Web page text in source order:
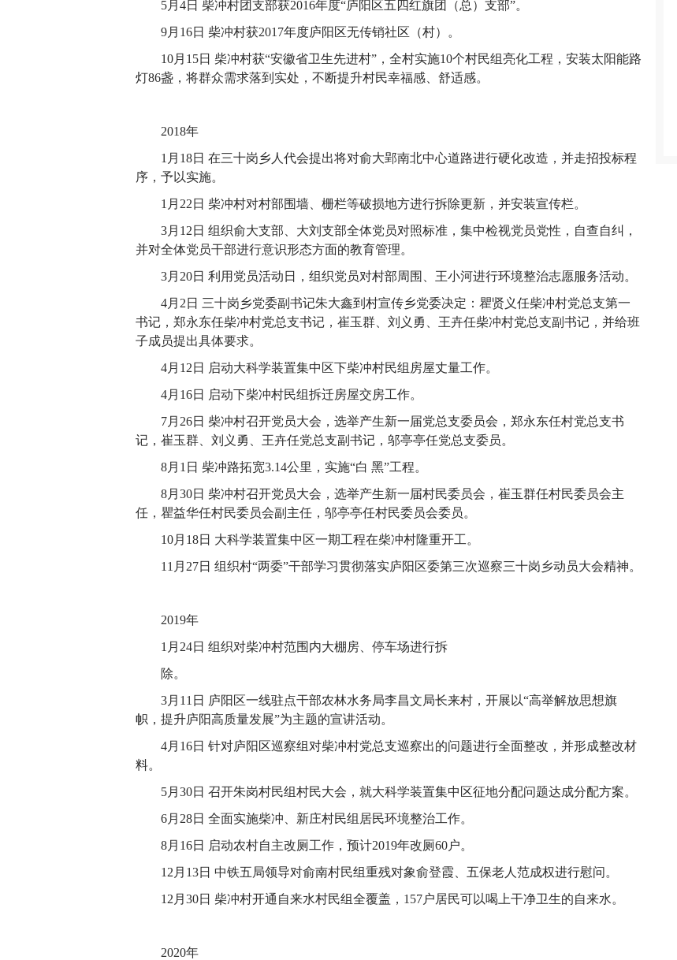
5月4日 柴冲村团支部获2016年度“庐阳区五四红旗团（总）支部”。
9月16日 柴冲村获2017年度庐阳区无传销社区（村）。
10月15日 柴冲村获“安徽省卫生先进村”，全村实施10个村民组亮化工程，安装太阳能路
灯86盏，将群众需求落到实处，不断提升村民幸福感、舒适感。
2018年
1月18日 在三十岗乡人代会提出将对俞大郢南北中心道路进行硬化改造，并走招投标程
序，予以实施。
1月22日 柴冲村对村部围墙、栅栏等破损地方进行拆除更新，并安装宣传栏。
3月12日 组织俞大支部、大刘支部全体党员对照标准，集中检视党员党性，自查自纠，
并对全体党员干部进行意识形态方面的教育管理。
3月20日 利用党员活动日，组织党员对村部周围、王小河进行环境整治志愿服务活动。
4月2日 三十岗乡党委副书记朱大鑫到村宣传乡党委决定：瞿贤义任柴冲村党总支第一
书记，郑永东任柴冲村党总支书记，崔玉群、刘义勇、王卉任柴冲村党总支副书记，并给班
子成员提出具体要求。
4月12日 启动大科学装置集中区下柴冲村民组房屋丈量工作。
4月16日 启动下柴冲村民组拆迁房屋交房工作。
7月26日 柴冲村召开党员大会，选举产生新一届党总支委员会，郑永东任村党总支书
记，崔玉群、刘义勇、王卉任党总支副书记，邬亭亭任党总支委员。
8月1日 柴冲路拓宽3.14公里，实施“白 黑”工程。
8月30日 柴冲村召开党员大会，选举产生新一届村民委员会，崔玉群任村民委员会主
任，瞿益华任村民委员会副主任，邬亭亭任村民委员会委员。
10月18日 大科学装置集中区一期工程在柴冲村隆重开工。
11月27日 组织村“两委”干部学习贯彻落实庐阳区委第三次巡察三十岗乡动员大会精神。
2019年
1月24日 组织对柴冲村范围内大棚房、停车场进行拆
除。
3月11日 庐阳区一线驻点干部农林水务局李昌文局长来村，开展以“高举解放思想旗
帜，提升庐阳高质量发展”为主题的宣讲活动。
4月16日 针对庐阳区巡察组对柴冲村党总支巡察出的问题进行全面整改，并形成整改材
料。
5月30日 召开朱岗村民组村民大会，就大科学装置集中区征地分配问题达成分配方案。
6月28日 全面实施柴冲、新庄村民组居民环境整治工作。
8月16日 启动农村自主改厕工作，预计2019年改厕60户。
12月13日 中铁五局领导对俞南村民组重残对象俞登霞、五保老人范成权进行慰问。
12月30日 柴冲村开通自来水村民组全覆盖，157户居民可以喝上干净卫生的自来水。
2020年